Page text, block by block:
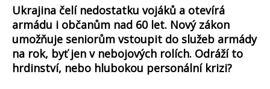
Ukrajina čelí nedostatku vojáků a otevírá
armádu i občanům nad 60 let. Nový zákon
umožňuje seniorům vstoupit do služeb armády
na rok, byť jen v nebojových rolích. Odráží to
hrdinství, nebo hlubokou personální krizi?